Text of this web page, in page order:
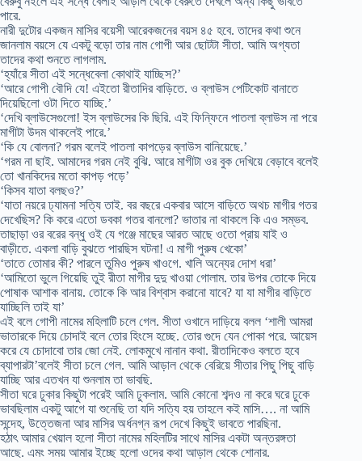
পারে.
নারী দুটোর একজন মাসির বয়েসী আরেকজনের বয়স ৪৫ হবে. তাদের কথা শুনে
জানলাম বয়সে যে একটু বড়ো তার নাম গোপী আর ছোটটা সীতা. আমি অগ্যতা
তাদের কথা শুনতে লাগলাম.
‘হ্যাঁরে সীতা এই সন্ধেবেলা কোথাই যাচ্ছিস?’
‘আরে গোপী বৌদি যে! এইতো রীতাদির বাড়িতে. ও ব্লাউস পেটিকোট বানাতে
দিয়েছিলো ওটা দিতে যাচ্ছি.’
‘দেখি ব্লাউসেগুলো! ইস ব্লাউসের কি ছিরি. এই ফিন্ফিনে পাতলা ব্লাউস না পরে
মাগীটা উদম থাকলেই পারে.’
‘কি যে বোলনা? গরম বলেই পাতলা কাপড়ের ব্লাউস বানিয়েছে.’
‘গরম না ছাই. আমাদের গরম নেই বুঝি. আরে মাগীটা ওর বুক দেখিয়ে বেড়াবে বলেই
তো খানকিদের মতো কাপড় পড়ে’
‘কিসব যাতা বলছও?’
‘যাতা নয়রে ঢ্যামনা সত্যি তাই. বর বছরে একবার আসে বাড়িতে অথচ মাগীর গতর
দেখেছিস? কি করে এতো ডবকা গতর বানলো? ভাতার না থাকলে কি এও সম্ভব.
তাছাড়া ওর বরের বন্ধু ওই যে গঞ্জে মাছের আরত আছে ওতো প্রায় যাই ও
বাড়ীতে. একলা বাড়ি বুঝতে পারছিস ঘটনা! এ মাগী পুরুষ খেকো’
‘তাতে তোমার কী? পারলে তুমিও পুরুষ খাওগে. খালি অন্যের দোশ ধরা’
‘আমিতো ভুলে গিয়েছি তুই রীতা মাগীর দুদু খাওয়া গোলাম. তার উপর তোকে দিয়ে
পোষাক আশাক বানায়. তোকে কি আর বিশ্বাস করানো যাবে? যা যা মাগীর বাড়িতে
যাচ্ছিলি তাই যা’
এই বলে গোপী নামের মহিলাটি চলে গেল. সীতা ওখানে দাড়িয়ে বলল ‘শালী আমরা
ভাতারকে দিয়ে চোদাই বলে তোর হিংসে হচ্ছে. তোর গুদে যেন পোকা পরে. আয়েস
করে যে চোদাবো তার জো নেই. লোকমুখে নানান কথা. রীতাদিকেও বলতে হবে
ব্যাপারটা’বলেই সীতা চলে গেল. আমি আড়াল থেকে বেরিয়ে সীতার পিছু পিছু বাড়ি
যাচ্ছি আর এতখন যা শুনলাম তা ভাবছি.
সীতা ঘরে ঢুকার কিছুটা পরেই আমি ঢুকলাম. আমি কোনো শব্দও না করে ঘরে ঢুকে
ভাবছিলাম একটু আগে যা শুনেছি তা যদি সত্যি হয় তাহলে কই মাসি…. না আমি
সন্দেহ, উত্তেজনা আর মাসির অর্ধনগ্ন রূপ দেখে কিছুই ভাবতে পারছিনা.
হঠাৎ আমার খেয়াল হলো সীতা নামের মহিলটির সাথে মাসির একটা অন্তরঙ্গতা
আছে. এমং সময় আমার ইচ্ছে হলো ওদের কথা আড়াল থেকে শোনার.